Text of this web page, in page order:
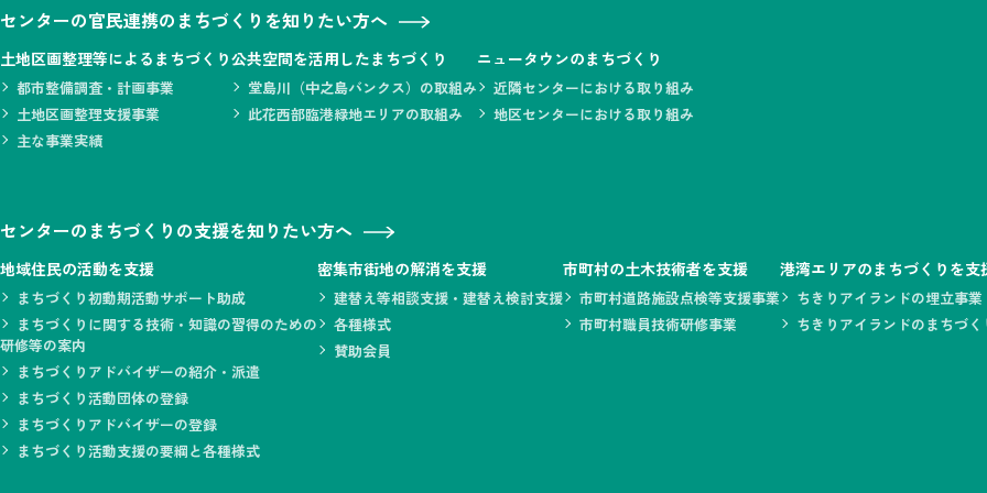
センターの官民連携のまちづくりを知りたい方へ
土地区画整理等によるまちづくり
都市整備調査・計画事業
土地区画整理支援事業
主な事業実績
公共空間を活用したまちづくり
堂島川（中之島バンクス）の取組み
此花西部臨港緑地エリアの取組み
ニュータウンのまちづくり
近隣センターにおける取り組み
地区センターにおける取り組み
センターのまちづくりの支援を知りたい方へ
地域住民の活動を支援
まちづくり初動期活動サポート助成
まちづくりに関する技術・知識の習得のための
研修等の案内
まちづくりアドバイザーの紹介・派遣
まちづくり活動団体の登録
まちづくりアドバイザーの登録
まちづくり活動支援の要綱と各種様式
密集市街地の解消を支援
建替え等相談支援・建替え検討支援
各種様式
賛助会員
市町村の土木技術者を支援
市町村道路施設点検等支援事業
市町村職員技術研修事業
港湾エリアのまちづくりを支
ちきりアイランドの埋立事業
ちきりアイランドのまちづく